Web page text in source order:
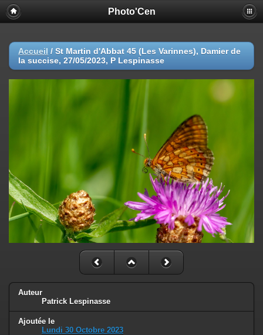
Photo'Cen
Accueil / St Martin d'Abbat 45 (Les Varinnes), Damier de
la succise, 27/05/2023, P Lespinasse
Auteur
Patrick Lespinasse
Ajoutée le
Lundi 30 Octobre 2023